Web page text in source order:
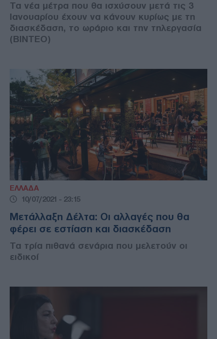
Τα νέα μέτρα που θα ισχύσουν μετά τις 3
Ιανουαρίου έχουν να κάνουν κυρίως με τη
διασκέδαση, το ωράριο και την τηλεργασία
(ΒΙΝΤΕΟ)
ΕΛΛΑΔΑ
10/07/2021 - 23:15
Μετάλλαξη Δέλτα: Οι αλλαγές που θα
φέρει σε εστίαση και διασκέδαση
Τα τρία πιθανά σενάρια που μελετούν οι
ειδικοί